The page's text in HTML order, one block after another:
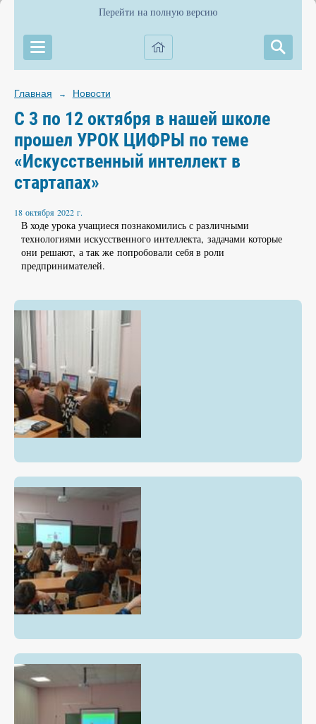
Перейти на полную версию
Главная → Новости
C 3 по 12 октября в нашей школе
прошел УРОК ЦИФРЫ по теме
«Искусственный интеллект в
стартапах»
18 октября 2022 г.
В ходе урока учащиеся познакомились с различными
технологиями искусственного интеллекта, задачами которые
они решают, а так же попробовали себя в роли
предпринимателей.